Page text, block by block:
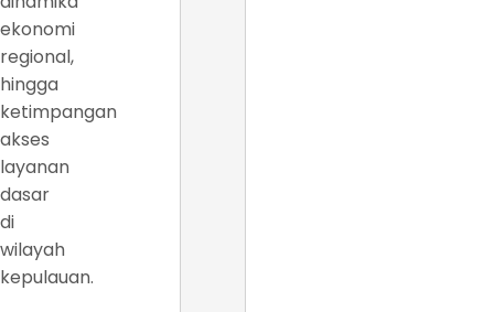
ekonomi
regional,
hingga
ketimpangan
akses
layanan
dasar
di
wilayah
kepulauan.